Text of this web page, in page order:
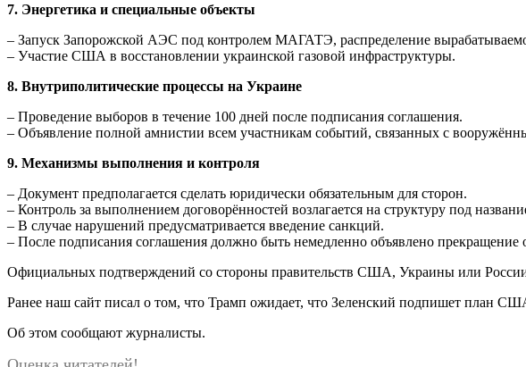
7. Энергетика и специальные объекты
– Запуск Запорожской АЭС под контролем МАГАТЭ, распределение
– Участие США в восстановлении украинской газовой инфраструктуры.
8. Внутриполитические процессы на Украине
– Проведение выборов в течение 100 дней после подписания соглашения.
– Объявление полной амнистии всем участникам событий, связанных с
9. Механизмы выполнения и контроля
– Документ предполагается сделать юридически обязательным для сторон.
– Контроль за выполнением договорённостей возлагается на структуру под
– В случае нарушений предусматривается введение санкций.
– После подписания соглашения должно быть немедленно объявлено
Официальных подтверждений со стороны правительств США, Украины или
Ранее наш сайт писал о том, что Трамп ожидает, что Зеленский подпишет план
Об этом сообщают журналисты.